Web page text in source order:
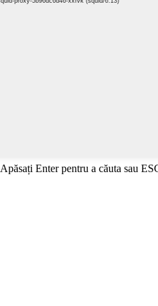
Apăsați Enter pentru a căuta sau